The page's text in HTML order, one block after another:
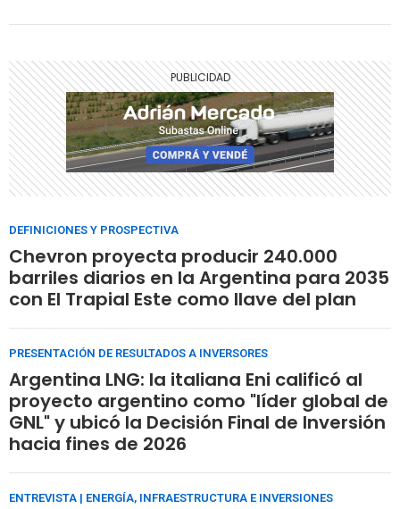
DEFINICIONES Y PROSPECTIVA
Chevron proyecta producir 240.000
barriles diarios en la Argentina para 2035
con El Trapial Este como llave del plan
PRESENTACIÓN DE RESULTADOS A INVERSORES
Argentina LNG: la italiana Eni calificó al
proyecto argentino como "líder global de
GNL" y ubicó la Decisión Final de Inversión
hacia fines de 2026
ENTREVISTA | ENERGÍA, INFRAESTRUCTURA E INVERSIONES